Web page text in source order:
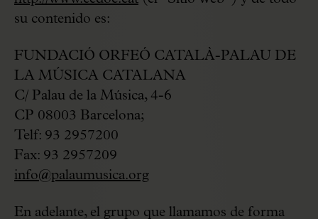
su contenido es:
FUNDACIÓ ORFEÓ CATALÀ-PALAU DE
LA MÚSICA CATALANA
C/ Palau de la Música, 4-6
CP 08003 Barcelona;
Telf: 93 2957200
Fax: 93 2957209
info@palaumusica.org
En adelante, el grupo que llamamos de forma